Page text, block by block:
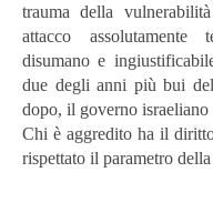
trauma della
attacco assolutamente
disumano e
due degli anni più bui
dopo, il governo israeliano
Chi è aggredito ha il
rispettato il parametro